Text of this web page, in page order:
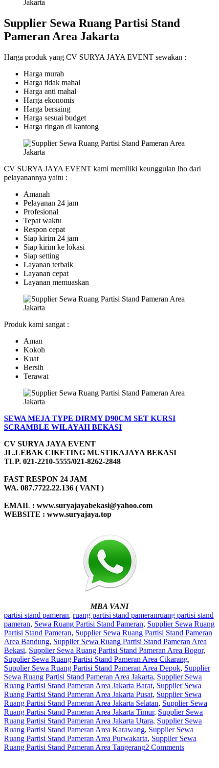
Supplier Sewa Ruang Partisi Stand
Pameran Area Jakarta
Harga produk yang CV SURYA JAYA EVENT sewakan :
Harga murah
Harga tidak mahal
Harga anti mahal
Harga ekonomis
Harga bersaing
Harga sesuai budget
Harga ringan di kantong
CV SURYA JAYA EVENT kami memiliki keunggulan lho dari
pelayanannya yaitu :
Amanah
Pelayanan 24 jam
Profesional
Tepat waktu
Respon cepat
Siap kirim 24 jam
Siap kirim ke lokasi
Siap setting
Layanan terbaik
Layanan cepat
Layanan memuaskan
Produk kami sangat :
Aman
Kokoh
Kuat
Bersih
Terawat
SEWA MEJA TYPE DIRMY D90CM SET KURSI
SCRAMBLE WILAYAH BEKASI
CV SURYA JAYA EVENT
JL.LEBAK CIKETING MUSTIKAJAYA BEKASI
TLP. 021-2210-5555/021-8262-2848
FAST RESPON 24 JAM
WA. 087.7722.22.136 ( VANI )
EMAIL : www.suryajayabekasi@yahoo.com
WEBSITE : www.suryajaya.top
MBA VANI
partisi stand pameran, ruang partisi stand pameranruang partisi stand
pameran, Sewa Ruang Partisi Stand Pameran, Supplier Sewa Ruang
Partisi Stand Pameran, Supplier Sewa Ruang Partisi Stand Pameran
Area Bandung, Supplier Sewa Ruang Partisi Stand Pameran Area
Bekasi, Supplier Sewa Ruang Partisi Stand Pameran Area Bogor,
Supplier Sewa Ruang Partisi Stand Pameran Area Cikarang,
Supplier Sewa Ruang Partisi Stand Pameran Area Depok, Supplier
Sewa Ruang Partisi Stand Pameran Area Jakarta, Supplier Sewa
Ruang Partisi Stand Pameran Area Jakarta Barat, Supplier Sewa
Ruang Partisi Stand Pameran Area Jakarta Pusat, Supplier Sewa
Ruang Partisi Stand Pameran Area Jakarta Selatan, Supplier Sewa
Ruang Partisi Stand Pameran Area Jakarta Timur, Supplier Sewa
Ruang Partisi Stand Pameran Area Jakarta Utara, Supplier Sewa
Ruang Partisi Stand Pameran Area Karawang, Supplier Sewa
Ruang Partisi Stand Pameran Area Purwakarta, Supplier Sewa
Ruang Partisi Stand Pameran Area Tangerang2 Comments